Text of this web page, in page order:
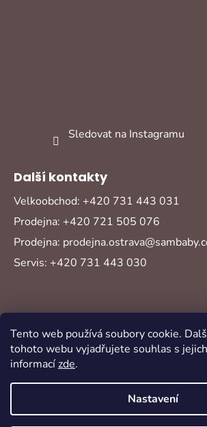
Tento web používá soubory cookie.
tohoto webu vyjadřujete souhlas s
informacízde.
Nastavení
Sledovat na Instagramu
Další kontakty
Velkoobchod: +420 731 443 031
Prodejna: +420 721 505 076
Prodejna:
Servis: +420 731 443 030
Vytvořil Shoptet
Copyright 2026Sambaby